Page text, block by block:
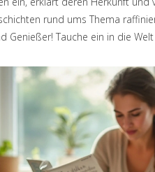
rund ums Thema
Genießer! Tauche ein in die